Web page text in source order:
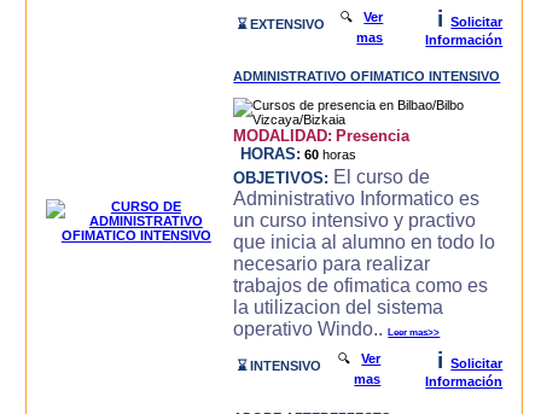
⌛ EXTENSIVO 🔍Ver
mas
i
Solicitar
Información
ADMINISTRATIVO OFIMATICO INTENSIVO
MODALIDAD: Presencia
HORAS: 60 horas
OBJETIVOS: El curso de
Administrativo Informatico es
un curso intensivo y practivo
que inicia al alumno en todo lo
necesario para realizar
trabajos de ofimatica como es
la utilizacion del sistema
operativo Windo..Leer mas>>
⌛ INTENSIVO 🔍Ver
mas
i
Solicitar
Información